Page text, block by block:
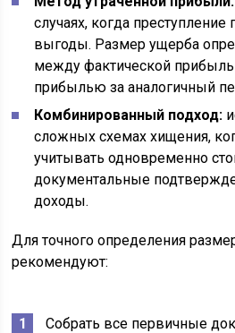
случаях, когда
выгоды. Размер ущерба
между фактической
прибылью за аналогичный
Комбинированный подход:
сложных схемах хищения,
учитывать одновременно
документальные
доходы.
Для точного определения
рекомендуют:
Собрать все первичные